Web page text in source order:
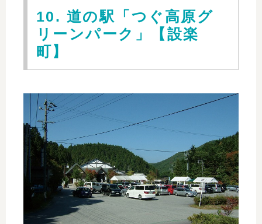
10. 道の駅「つぐ高原グ
リーンパーク」【設楽
町】